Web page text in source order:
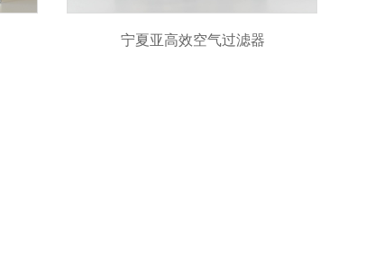
宁夏亚高效空气过滤器